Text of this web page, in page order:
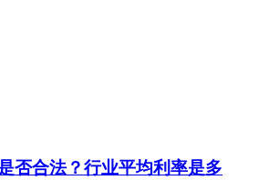
否合法？行业平均利率是多